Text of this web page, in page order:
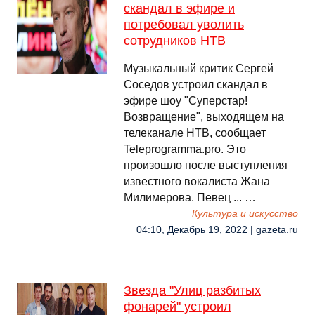
скандал в эфире и
потребовал уволить
сотрудников НТВ
Музыкальный критик Сергей
Соседов устроил скандал в
эфире шоу "Суперстар!
Возвращение", выходящем на
телеканале НТВ, сообщает
Teleprogramma.pro. Это
произошло после выступления
известного вокалиста Жана
Милимерова. Певец ... …
Культура и искусство
04:10, Декабрь 19, 2022 | gazeta.ru
Звезда "Улиц разбитых
фонарей" устроил